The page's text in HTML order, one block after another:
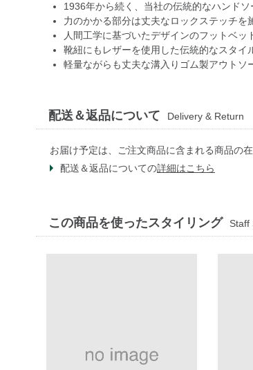
1936年から続く、当社の伝統的なハンド
力のかかる部分は丈夫なロックステッチを
人間工学に基づいたデザインのフットベッ
靴紐にもレザーを使用した伝統的なスタイ
軽量ながらも丈夫な溝入りゴム製アウトソ
配送＆返品について Delivery & Return
お届け予定は、ご注文商品に含まれる商品の
配送＆返品についての詳細はこちら
この商品を使ったスタイリング Staff